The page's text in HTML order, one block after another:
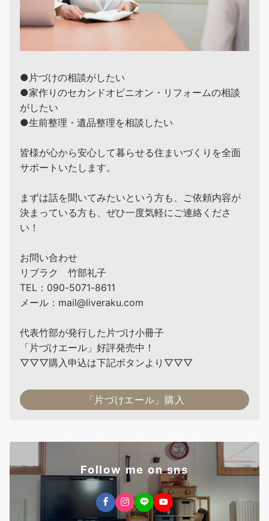
●片づけの相談がしたい
●家作りのセカンドオピニオン・リフォームの相談
がしたい
●生前整理・遺品整理を相談したい
皆様が心から安心して暮らせる住まいづくりを全面
サポートいたします。
まずは話を聞いてみたいという方も、ご依頼内容が
決まっている方も、ぜひ一度気軽にご連絡くださ
い！
お問い合わせ
リブラク 竹部礼子
TEL：090-5071-8611
メール：mail@liveraku.com
代表竹部が発行した片づけ小冊子
「片づけエール」好評発売中！
▽▽▽購入申込は下記ボタンより▽▽▽
「片づけエール」購入
Follow me on sns